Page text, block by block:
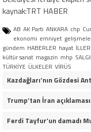
kaynak:TRT HABER
AB AK Parti ANKARA chp
ekonomi emniyet
gündem HABERLER hayat İLLER
kültür sanat magazin mhp
TÜRKİYE ÜLKELER VİRÜS
Ferdi Tayfur’un damadı